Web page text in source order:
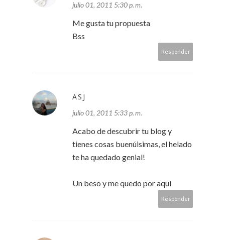
julio 01, 2011 5:30 p. m.
Me gusta tu propuesta
Bss
Responder
ASJ
julio 01, 2011 5:33 p. m.
Acabo de descubrir tu blog y
tienes cosas buenúisimas, el helado
te ha quedado genial!
Un beso y me quedo por aquí
Responder